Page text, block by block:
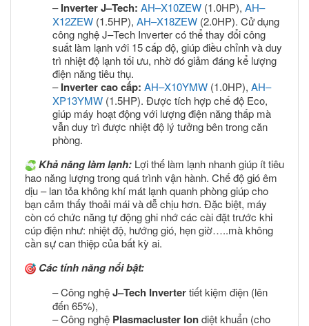
–Inverter J–Tech: AH–X10ZEW (1.0HP), AH–
X12ZEW (1.5HP), AH–X18ZEW (2.0HP). Cử dụng
công nghệ J–Tech Inverter có thể thay đổi công
suất làm lạnh với 15 cấp độ, giúp điều chỉnh và duy
trì nhiệt độ lạnh tối ưu, nhờ đó giảm đáng kể lượng
điện năng tiêu thụ.
–Inverter cao cấp: AH–X10YMW (1.0HP), AH–
XP13YMW (1.5HP). Được tích hợp chế độ Eco,
giúp máy hoạt động với lượng điện năng thấp mà
vẫn duy trì được nhiệt độ lý tưởng bên trong căn
phòng.
Khả năng làm lạnh: Lợi thế làm lạnh nhanh giúp ít tiêu
hao năng lượng trong quá trình vận hành. Chế độ gió êm
dịu – lan tỏa không khí mát lạnh quanh phòng giúp cho
bạn cảm thấy thoải mái và dễ chịu hơn. Đặc biệt, máy
còn có chức năng tự động ghi nhớ các cài đặt trước khi
cúp điện như: nhiệt độ, hướng gió, hẹn giờ…..mà không
cần sự can thiệp của bất kỳ ai.
Các tính năng nổi bật:
– Công nghệJ–Tech Invertertiết kiệm điện (lên
đến 65%),
– Công nghệ Plasmacluster Iondiệt khuẩn (cho